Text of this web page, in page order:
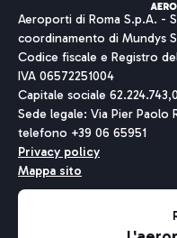
Aeroporti di Roma S.p.A. -
coordinamento di Mundys
Codice fiscale e Registro
IVA 06572251004
Capitale sociale
Sede legale: Via Pier Paolo
telefono +39 06 65951
Privacy policy
Mappa sito